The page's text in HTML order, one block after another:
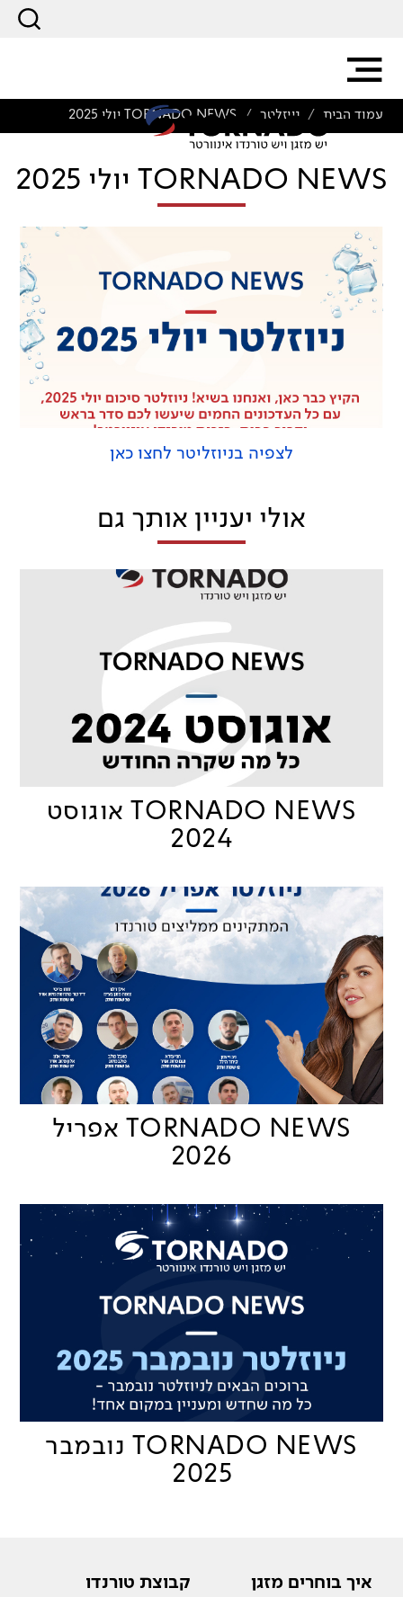
עמוד הבית / ניוזלטר / TORNADO NEWS יולי 2025
TORNADO NEWS יולי 2025
לצפיה בניוזליטר לחצו כאן
אולי יעניין אותך גם
TORNADO NEWS אוגוסט
2024
TORNADO NEWS אפריל
2026
TORNADO NEWS נובמבר
2025
איך בוחרים מזגן קבוצת טורנדו